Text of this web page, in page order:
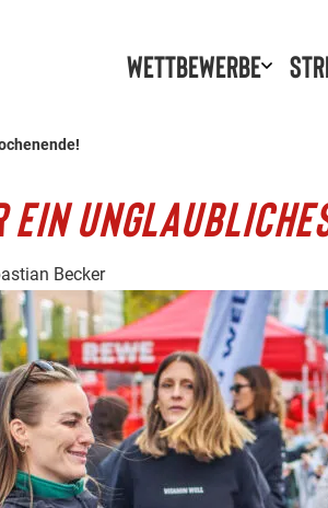
Wettbewerbe
EIN
Becker